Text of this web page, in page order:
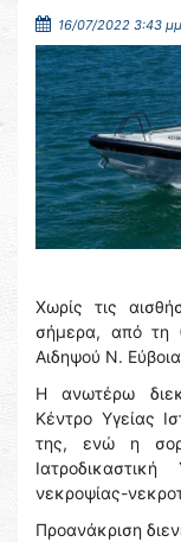
16/07/2022 3:43
Χωρίς τις
σήμερα, από τη
Αιδηψού Ν.
Η ανωτέρω
Κέντρο Υγείας
της, ενώ η
νεκροψίας-
Προανάκριση